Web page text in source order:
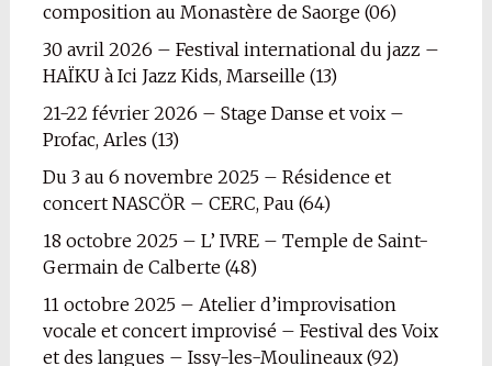
composition au Monastère de Saorge (06)
30 avril 2026 – Festival international du jazz –
HAÏKU à Ici Jazz Kids, Marseille (13)
21-22 février 2026 – Stage Danse et voix –
Profac, Arles (13)
Du 3 au 6 novembre 2025 – Résidence et
concert NASCÖR – CERC, Pau (64)
18 octobre 2025 – L’ IVRE – Temple de Saint-
Germain de Calberte (48)
11 octobre 2025 – Atelier d’improvisation
vocale et concert improvisé – Festival des Voix
et des langues – Issy-les-Moulineaux (92)